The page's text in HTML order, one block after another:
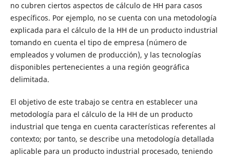
no cubren ciertos aspectos de cálculo de HH para casos
específicos. Por ejemplo, no se cuenta con una metodología
explicada para el cálculo de la HH de un producto industrial
tomando en cuenta el tipo de empresa (número de
empleados y volumen de producción), y las tecnologías
disponibles pertenecientes a una región geográfica
delimitada.
El objetivo de este trabajo se centra en establecer una
metodología para el cálculo de la HH de un producto
industrial que tenga en cuenta características referentes al
contexto; por tanto, se describe una metodología detallada
aplicable para un producto industrial procesado, teniendo